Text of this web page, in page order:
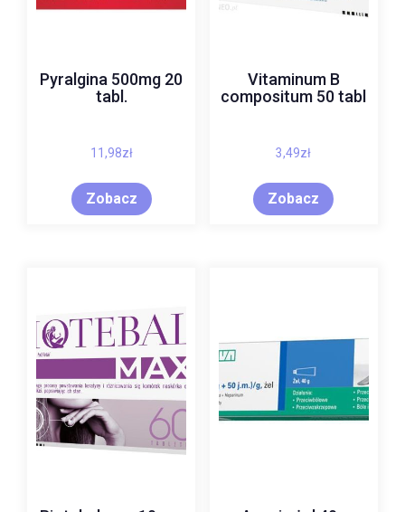
Pyralgina 500mg 20
tabl.
11,98zł
Zobacz
Vitaminum B
compositum 50 tabl
3,49zł
Zobacz